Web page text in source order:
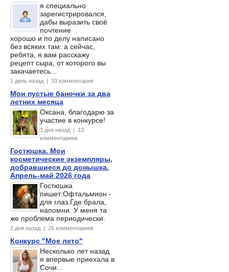
я специально
зарегистрировался,
дабы выразить своё
почтение
хорошо и по делу написано
без всяких там: а сейчас,
ребята, я вам расскажу
рецепт сыра, от которого вы
закачаетесь...
1 день назад | 33 комментария
Мои пустые баночки за два
летних месяца
Оксана, благодарю за
участие в конкурсе!
3 дня назад | 13
комментариев
Гостюшка. Мои
косметические экземпляры,
добравшиеся до донышка.
Апрель-май 2026 года
Гостюшка
пишет:Офтальмион -
для глаз.Где брала,
напомни. У меня та
же проблема периодически.
2 дня назад | 26 комментариев
Конкурс "Мое лето"
Несколько лет назад
я впервые приехала в
Сочи...